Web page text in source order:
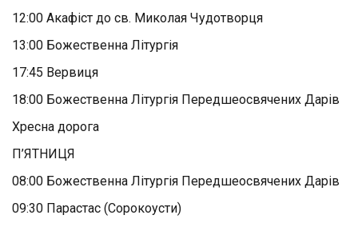
12:00 Акафіст до св. Миколая Чудотворця
13:00 Божественна Літургія
17:45 Вервиця
18:00 Божественна Літургія Передшеосвячених Дарів
Хресна дорога
П’ЯТНИЦЯ
08:00 Божественна Літургія Передшеосвячених Дарів
09:30 Парастас (Сорокоусти)